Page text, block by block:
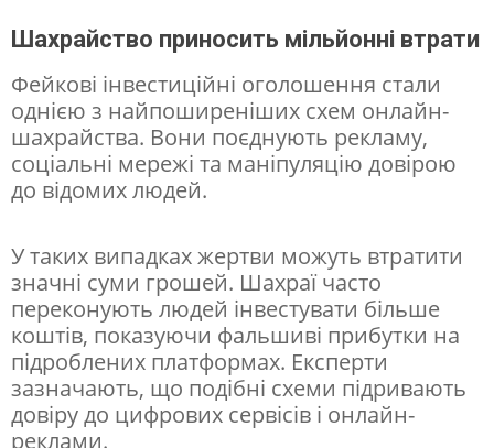
а
т
а
і
н
и
х
в
і
д
о
Шахрайство приносить мільйонні втрати
Фейкові інвестиційні оголошення стали
однією з найпоширеніших схем онлайн-
шахрайства. Вони поєднують рекламу,
соціальні мережі та маніпуляцію довірою
до відомих людей.
У таких випадках жертви можуть втратити
значні суми грошей. Шахраї часто
переконують людей інвестувати більше
коштів, показуючи фальшиві прибутки на
підроблених платформах. Експерти
зазначають, що подібні схеми підривають
довіру до цифрових сервісів і онлайн-
реклами.